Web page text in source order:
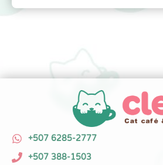
+507 6285-2777
+507 388-1503